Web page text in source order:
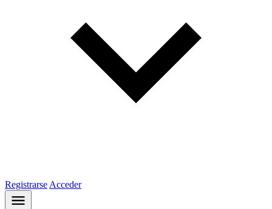
Registrarse Acceder